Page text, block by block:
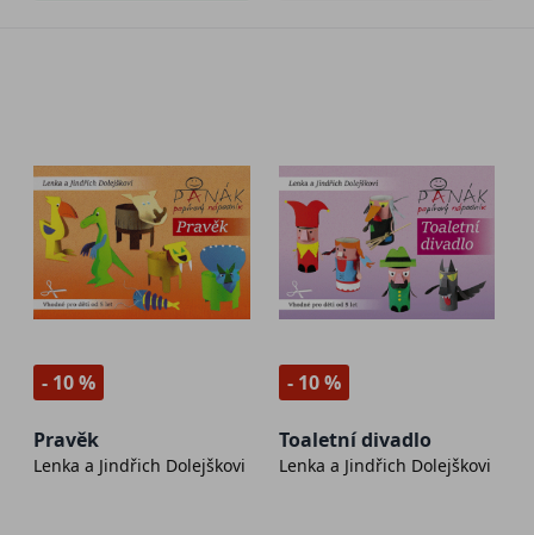
- 10 %
Pravěk
Lenka a Jindřich Dolejškovi
- 10 %
Toaletní divadlo
Lenka a Jindřich Dolejškovi